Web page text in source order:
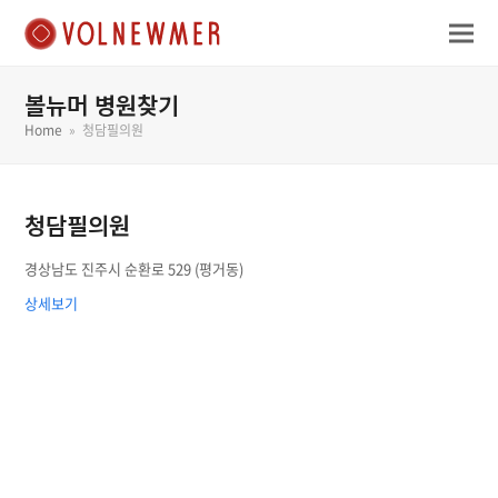
볼뉴머 병원찾기
Home » 청담필의원
청담필의원
경상남도 진주시 순환로 529 (평거동)
상세보기